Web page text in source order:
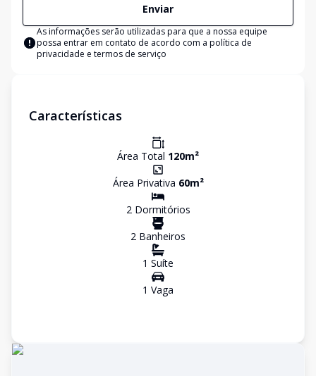
Enviar
As informações serão utilizadas para que a nossa equipe
possa entrar em contato de acordo com a política de
privacidade e termos de serviço
Características
Área Total 120m²
Área Privativa 60m²
2Dormitórios
2 Banheiros
1 Suíte
1 Vaga